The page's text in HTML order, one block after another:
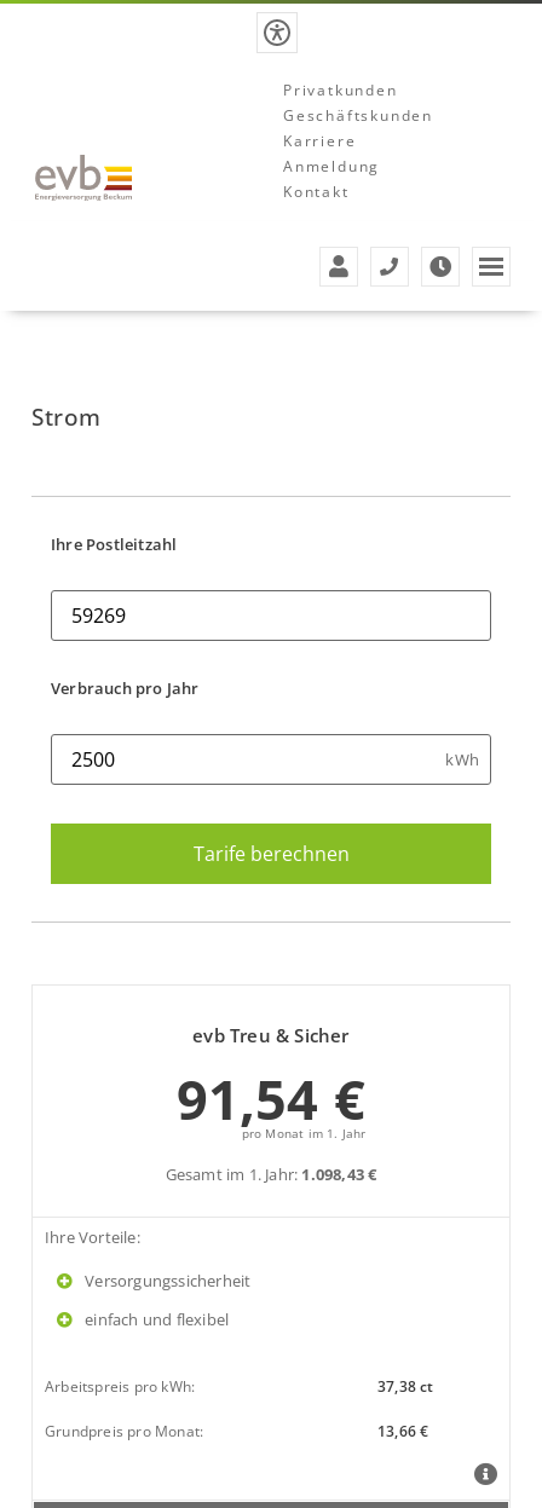
Privatkunden
Geschäftskunden
Karriere
Anmeldung
Kontakt
Strom
Ihre Postleitzahl
Verbrauch pro Jahr
kWh
evb Treu & Sicher
91,54 €
pro Monat im 1. Jahr
Gesamt im 1. Jahr: 1.098,43 €
Ihre Vorteile:
Versorgungssicherheit
einfach und flexibel
Arbeitspreis pro kWh: 37,38 ct
Grundpreis pro Monat: 13,66 €